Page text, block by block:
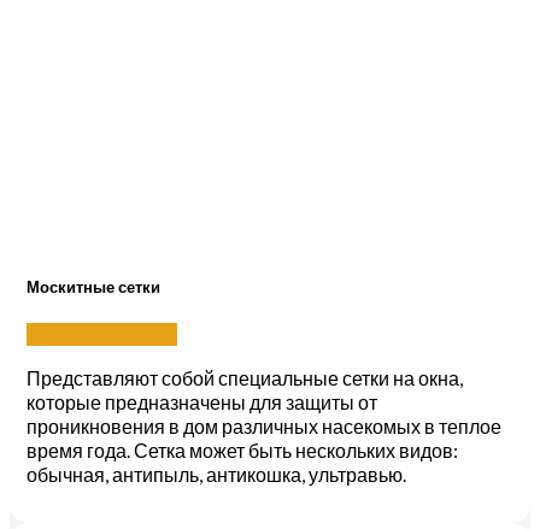
Москитные сетки
Представляют собой специальные сетки на окна,
которые предназначены для защиты от
проникновения в дом различных насекомых в теплое
время года. Сетка может быть нескольких видов:
обычная, антипыль, антикошка, ультравью.